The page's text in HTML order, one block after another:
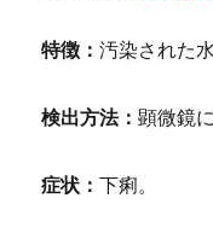
特徴：汚染された
検出方法：顕微鏡
症状：下痢。